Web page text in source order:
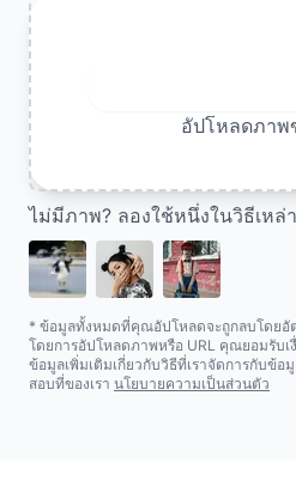
อัปโหลดภา
ไม่มีภาพ? ลองใช้หนึ่งในวิธีเหล่
* ข้อมูลทั้งหมดที่คุณอัปโหลดจะถูกลบโดยอั
โดยการอัปโหลดภาพหรือ URL คุณยอมรับเ
ข้อมูลเพิ่มเติมเกี่ยวกับวิธีที่เราจัดการกับข้
สอบที่ของเรา นโยบายความเป็นส่วนตัว